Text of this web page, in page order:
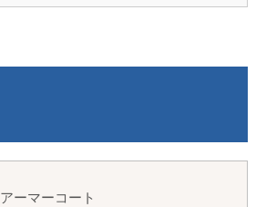
アーマーコート